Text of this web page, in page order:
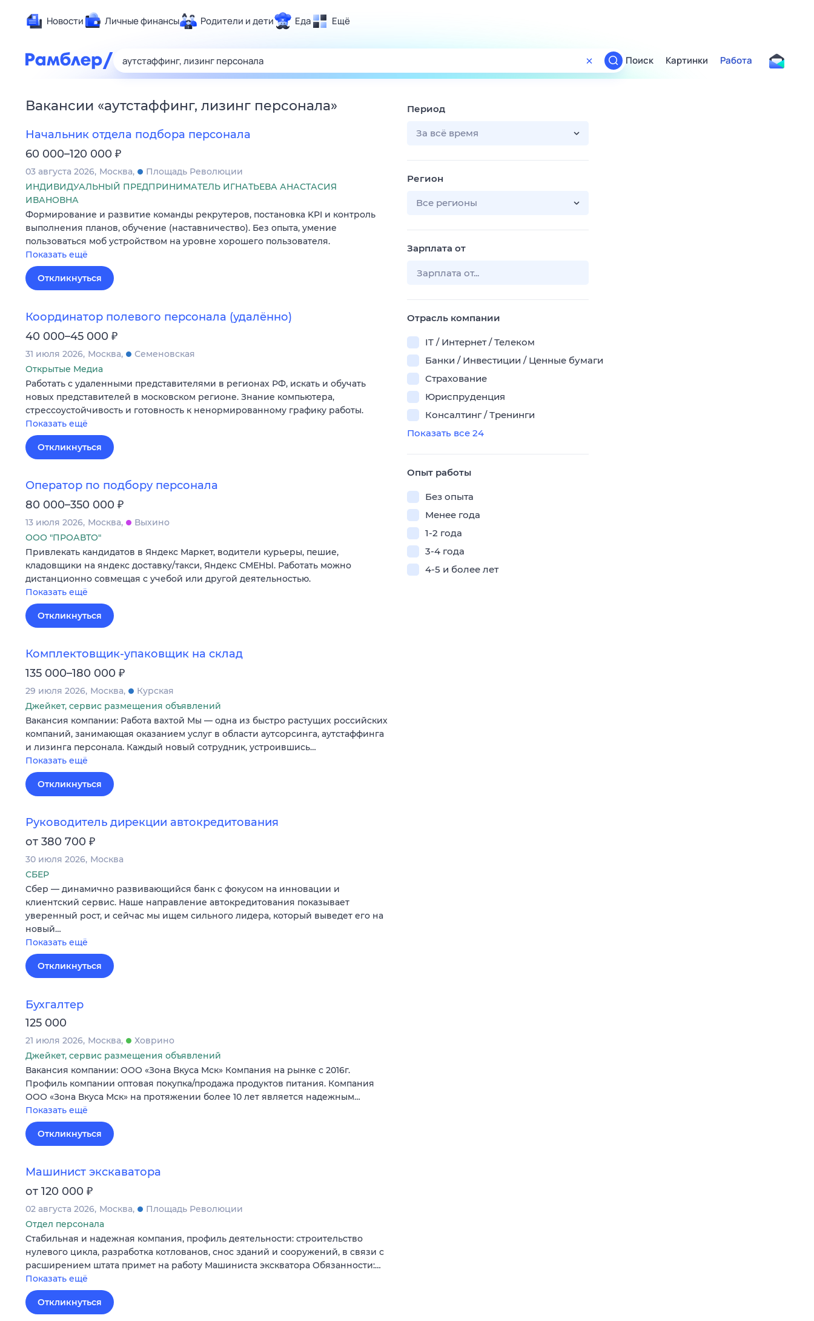
Новости Личные финансы Родители и дети Еда Ещё
Здоровье
Развлечения и отдых
Спорт
Карьера
Жизненные ситуации
Гороскопы
Поиск
ТВ-программа
Поиск Картинки Работа
Вакансии «аутстаффинг, лизинг персонала»
Начальник отдела подбора персонала
60 000–120 000 ₽
03 августа 2026 Москва
Площадь Революции
ИНДИВИДУАЛЬНЫЙ ПРЕДПРИНИМАТЕЛЬ ИГНАТЬЕВА АНАСТАСИЯ
ИВАНОВНА
Формирование и развитие команды рекрутеров, постановка KPI и контроль
выполнения планов, обучение (наставничество). Без опыта, умение
пользоваться моб устройством на уровне хорошего пользователя.
Показать ещё
Откликнуться
Координатор полевого персонала (удалённо)
40 000–45 000 ₽
31 июля 2026 Москва
Семеновская
Открытые Медиа
Работать с удаленными представителями в регионах РФ, искать и обучать
новых представителей в московском регионе. Знание компьютера,
стрессоустойчивость и готовность к ненормированному графику работы.
Показать ещё
Откликнуться
Оператор по подбору персонала
80 000–350 000 ₽
13 июля 2026 Москва
Выхино
ООО "ПРОАВТО"
Привлекать кандидатов в Яндекс Маркет, водители курьеры, пешие,
кладовщики на яндекс доставку/такси, Яндекс СМЕНЫ. Работать можно
дистанционно совмещая с учебой или другой деятельностью.
Показать ещё
Откликнуться
Комплектовщик-упаковщик на склад
135 000–180 000 ₽
29 июля 2026 Москва
Курская
Джейкет, сервис размещения объявлений
Вакансия компании: Работа вахтой Мы — одна из быстро растущих российских
компаний, занимающая оказанием услуг в области аутсорсинга, аутстаффинга
и лизинга персонала. Каждый новый сотрудник, устроившись…
Показать ещё
Откликнуться
Руководитель дирекции автокредитования
от 380 700 ₽
30 июля 2026 Москва
СБЕР
Сбер — динамично развивающийся банк с фокусом на инновации и
клиентский сервис. Наше направление автокредитования показывает
уверенный рост, и сейчас мы ищем сильного лидера, который выведет его на
новый…
Показать ещё
Откликнуться
Бухгалтер
125 000
21 июля 2026 Москва
Ховрино
Джейкет, сервис размещения объявлений
Вакансия компании: ООО «Зона Вкуса Мск» Компания на рынке с 2016г.
Профиль компании оптовая покупка/продажа продуктов питания. Компания
ООО «Зона Вкуса Мск» на протяжении более 10 лет является надежным…
Показать ещё
Откликнуться
Машинист экскаватора
от 120 000 ₽
02 августа 2026 Москва
Площадь Революции
Отдел персонала
Стабильная и надежная компания, профиль деятельности: строительство
нулевого цикла, разработка котлованов, снос зданий и сооружений, в связи с
расширением штата примет на работу Машиниста экскватора Обязанности:…
Показать ещё
Откликнуться
Период
За всё время
Регион
Все регионы
Зарплата от
Отрасль компании
IT / Интернет / Телеком
Банки / Инвестиции / Ценные бумаги
Страхование
Юриспруденция
Консалтинг / Тренинги
Показать все 24
Опыт работы
Без опыта
Менее года
1-2 года
3-4 года
4-5 и более лет